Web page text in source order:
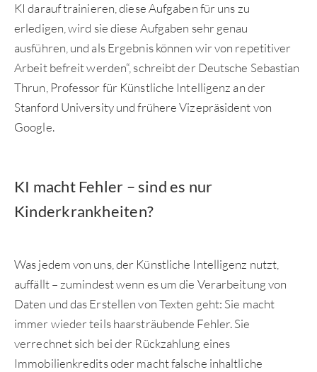
KI darauf trainieren, diese Aufgaben für uns zu
erledigen, wird sie diese Aufgaben sehr genau
ausführen, und als Ergebnis können wir von repetitiver
Arbeit befreit werden“, schreibt der Deutsche Sebastian
Thrun, Professor für Künstliche Intelligenz an der
Stanford University und frühere Vizepräsident von
Google.
KI macht Fehler – sind es nur
Kinderkrankheiten?
Was jedem von uns, der Künstliche Intelligenz nutzt,
auffällt – zumindest wenn es um die Verarbeitung von
Daten und das Erstellen von Texten geht: Sie macht
immer wieder teils haarsträubende Fehler. Sie
verrechnet sich bei der Rückzahlung eines
Immobilienkredits oder macht falsche inhaltliche